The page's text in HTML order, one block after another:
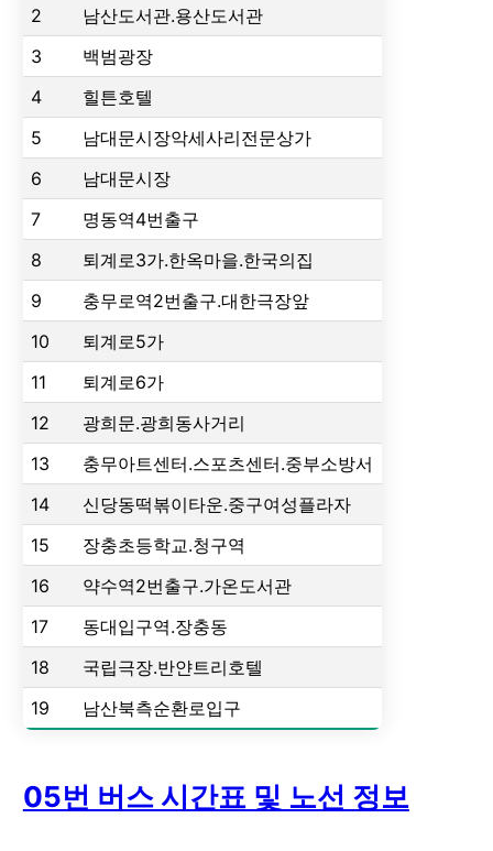
2
남산도서관.용산도서관
3
백범광장
4
힐튼호텔
5
남대문시장악세사리전문상가
6
남대문시장
7
명동역4번출구
8
퇴계로3가.한옥마을.한국의집
9
충무로역2번출구.대한극장앞
10
퇴계로5가
11
퇴계로6가
12
광희문.광희동사거리
13
충무아트센터.스포츠센터.중부소방서
14
신당동떡볶이타운.중구여성플라자
15
장충초등학교.청구역
16
약수역2번출구.가온도서관
17
동대입구역.장충동
18
국립극장.반얀트리호텔
19
남산북측순환로입구
05번 버스 시간표 및 노선 정보